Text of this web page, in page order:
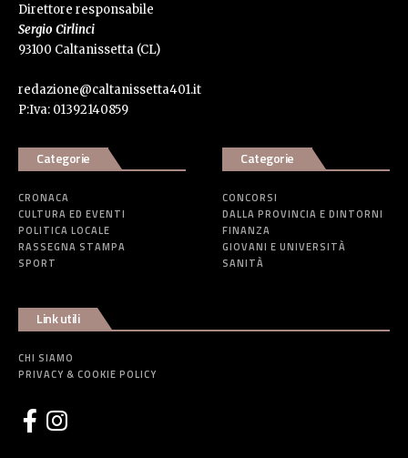
Direttore responsabile
Sergio Cirlinci
93100 Caltanissetta (CL)
redazione@caltanissetta401.it
P:Iva: 01392140859
Categorie
CRONACA
CULTURA ED EVENTI
POLITICA LOCALE
RASSEGNA STAMPA
SPORT
Categorie
CONCORSI
DALLA PROVINCIA E DINTORNI
FINANZA
GIOVANI E UNIVERSITÀ
SANITÀ
Link utili
CHI SIAMO
PRIVACY & COOKIE POLICY